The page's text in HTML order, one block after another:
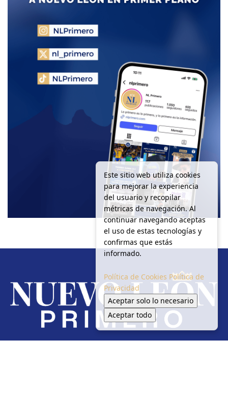
Este sitio web utiliza cookies
para mejorar la experiencia
del usuario y recopilar
métricas de navegación. Al
continuar navegando aceptas
el uso de estas tecnologías y
confirmas que estás
informado.
Política de Cookies Política de
Privacidad
Aceptar solo lo necesario
Aceptar todo